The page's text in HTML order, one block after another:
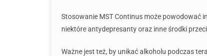
Stosowanie MST Continus może powodować
niektóre antydepresanty oraz inne środki
Ważne jest też, by unikać alkoholu podczas